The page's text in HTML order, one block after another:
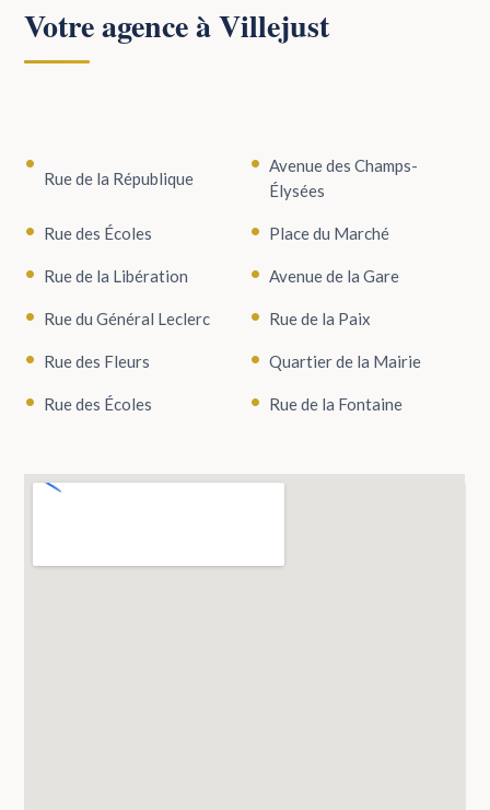
Votre agence à Villejust
Rue de la République
Avenue des Champs-
Élysées
Rue des Écoles Place du Marché
Rue de la Libération Avenue de la Gare
Rue du Général Leclerc Rue de la Paix
Rue des Fleurs Quartier de la Mairie
Rue des Écoles Rue de la Fontaine